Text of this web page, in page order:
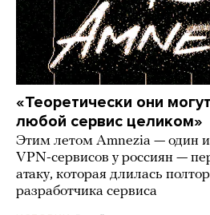
«Теоретически они
любой сервис целиком»
Этим летом Amnezia — один
VPN-сервисов у россиян —
атаку, которая длилась
разработчика сервиса